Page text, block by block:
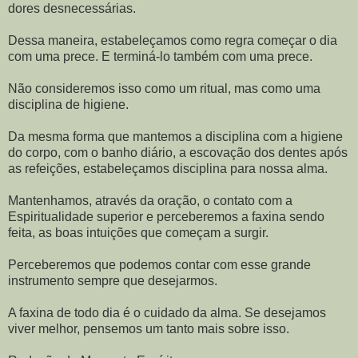
dores desnecessárias.
Dessa maneira, estabeleçamos como regra começar o dia
com uma prece. E terminá-lo também com uma prece.
Não consideremos isso como um ritual, mas como uma
disciplina de higiene.
Da mesma forma que mantemos a disciplina com a higiene
do corpo, com o banho diário, a escovação dos dentes após
as refeições, estabeleçamos disciplina para nossa alma.
Mantenhamos, através da oração, o contato com a
Espiritualidade superior e perceberemos a faxina sendo
feita, as boas intuições que começam a surgir.
Perceberemos que podemos contar com esse grande
instrumento sempre que desejarmos.
A faxina de todo dia é o cuidado da alma. Se desejamos
viver melhor, pensemos um tanto mais sobre isso.